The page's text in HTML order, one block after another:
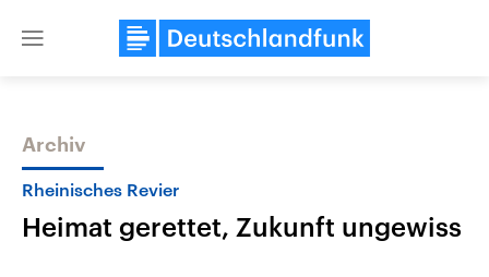
Close
Themen
Archiv
Rheinisches Revier
Heimat gerettet, Zukunft ungewiss